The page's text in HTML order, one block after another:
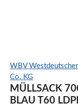
WBV
Co. KG
MÜLLSACK
BLAU T60